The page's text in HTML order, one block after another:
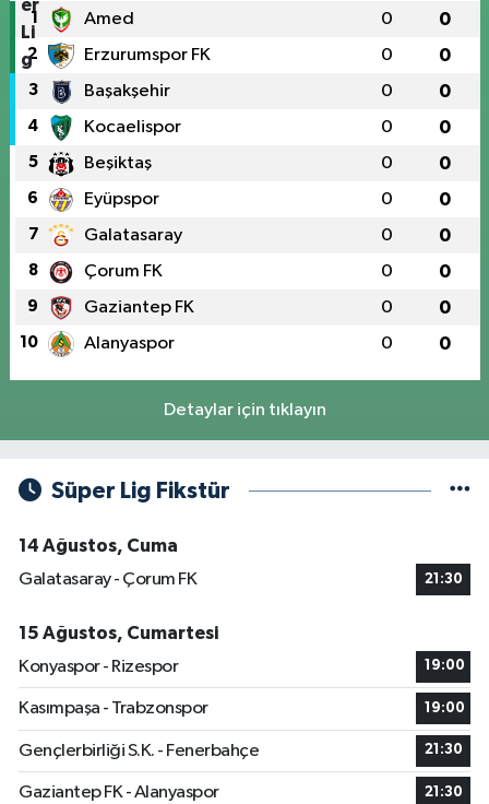
1 Amed 0 0
2 Erzurumspor FK 0 0
3 Başakşehir 0 0
4 Kocaelispor 0 0
5 Beşiktaş 0 0
6 Eyüpspor 0 0
7 Galatasaray 0 0
8 Çorum FK 0 0
9 Gaziantep FK 0 0
10 Alanyaspor 0 0
Detaylar için tıklayın
Süper Lig Fikstür
14 Ağustos, Cuma
Galatasaray - Çorum FK
21:30
15 Ağustos, Cumartesi
Konyaspor - Rizespor
19:00
Kasımpaşa - Trabzonspor 19:00
Gençlerbirliği S.K. - Fenerbahçe 21:30
Gaziantep FK - Alanyaspor 21:30